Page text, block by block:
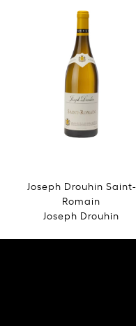
Joseph Drouhin Saint-
Romain
Joseph Drouhin